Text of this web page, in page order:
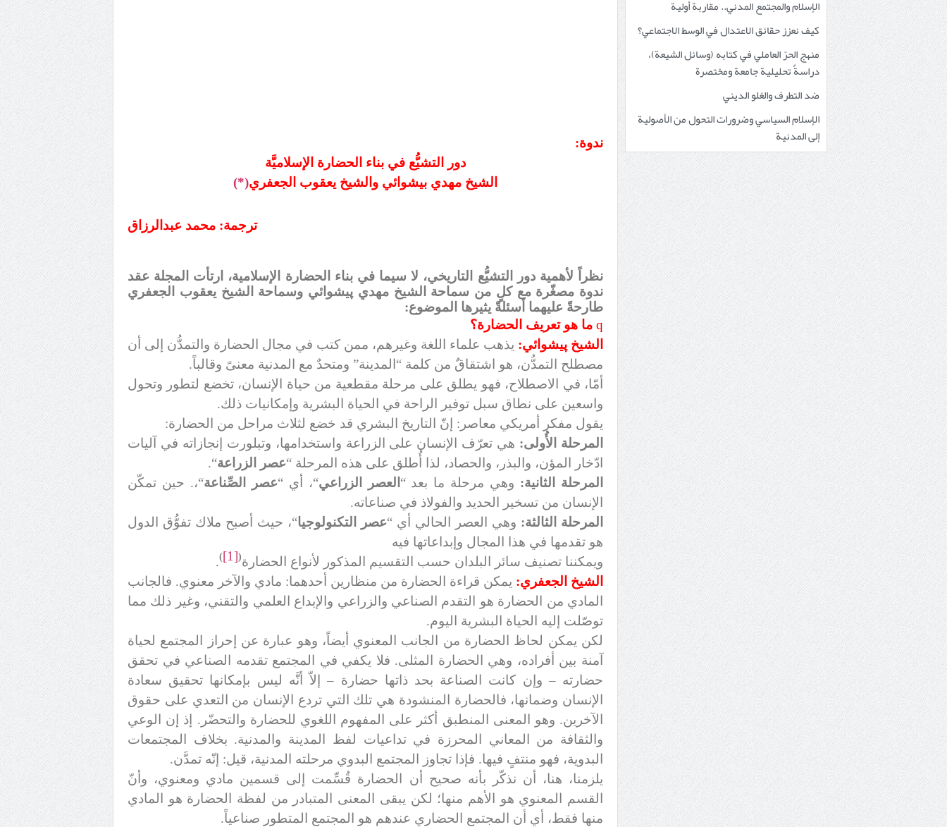
الإسلام والمجتمع المدني.. مقاربة أولية
كيف نعزز حقائق الاعتدال في الوسط الاجتماعي؟
منهج الحرّ العاملي في كتابه (وسائل الشيعة)،
دراسةٌ تحليلية جامعة ومختصرة
ضد التطرف والغلو الديني
الإسلام السياسي وضرورات التحول من الأصولية
إلى المدنية
ندوة:
دور التشيُّع في بناء الحضارة الإسلاميَّة
الشيخ مهدي بيشوائي والشيخ يعقوب الجعفري(*)
ترجمة: محمد عبدالرزاق
نظراً لأهمية دور التشيُّع التاريخي، لا سيما في بناء الحضارة الإسلامية، ارتأت المجلة عقد
ندوة مصغّرة مع كلٍ من سماحة الشيخ مهدي پيشوائي وسماحة الشيخ يعقوب الجعفري
طارحةً عليهما أسئلةً يثيرها الموضوع:
qما هو تعريف الحضارة؟
الشيخ پيشوائي: يذهب علماء اللغة وغيرهم، ممن كتب في مجال الحضارة والتمدُّن إلى أن
مصطلح التمدُّن، هو اشتقاقٌ من كلمة “المدينة” ومتحدٌ مع المدنية معنىً وقالباً.
أمّا، في الاصطلاح، فهو يطلق على مرحلة مقطعية من حياة الإنسان، تخضع لتطور وتحول
واسعين على نطاق سبل توفير الراحة في الحياة البشرية وإمكانيات ذلك.
يقول مفكر أمريكي معاصر: إنّ التاريخ البشري قد خضع لثلاث مراحل من الحضارة:
المرحلة الأُولى: هي تعرّف الإنسان على الزراعة واستخدامها، وتبلورت إنجازاته في آليات
ادّخار المؤن، والبذر، والحصاد، لذا أُطلق على هذه المرحلة “عصر الزراعة“.
المرحلة الثانية: وهي مرحلة ما بعد “ العصر الزراعي“، أي “عصر الصِّناعة“،. حين تمكّن
الإنسان من تسخير الحديد والفولاذ في صناعاته.
المرحلة الثالثة: وهي العصر الحالي أي “عصر التكنولوجيا“، حيث أصبح ملاك تفوُّق الدول
هو تقدمها في هذا المجال وإبداعاتها فيه
ويمكننا تصنيف سائر البلدان حسب التقسيم المذكور لأنواع الحضارة(
[1]
)
.
الشيخ الجعفري: يمكن قراءة الحضارة من منظارين أحدهما: مادي والآخر معنوي. فالجانب
المادي من الحضارة هو التقدم الصناعي والزراعي والإبداع العلمي والتقني، وغير ذلك مما
توصّلت إليه الحياة البشرية اليوم.
لكن يمكن لحاظ الحضارة من الجانب المعنوي أيضاً، وهو عبارة عن إحراز المجتمع لحياة
آمنة بين أفراده، وهي الحضارة المثلى. فلا يكفي في المجتمع تقدمه الصناعي في تحقق
حضارته – وإن كانت الصناعة بحد ذاتها حضارة – إلاّ أنَّه ليس بإمكانها تحقيق سعادة
الإنسان وضمانها، فالحضارة المنشودة هي تلك التي تردع الإنسان من التعدي على حقوق
الآخرين. وهو المعنى المنطبق أكثر على المفهوم اللغوي للحضارة والتحضّر. إذ إن الوعي
والثقافة من المعاني المحرزة في تداعيات لفظ المدينة والمدنية. بخلاف المجتمعات
البدوية، فهو منتفٍ فيها. فإذا تجاوز المجتمع البدوي مرحلته المدنية، قيل: إنّه تمدَّن.
يلزمنا، هنا، أن نذكّر بأنه صحيح أن الحضارة قُسِّمت إلى قسمين مادي ومعنوي، وأنّ
القسم المعنوي هو الأهم منها؛ لكن يبقى المعنى المتبادر من لفظة الحضارة هو المادي
منها فقط، أي أن المجتمع الحضاري عندهم هو المجتمع المتطور صناعياً.